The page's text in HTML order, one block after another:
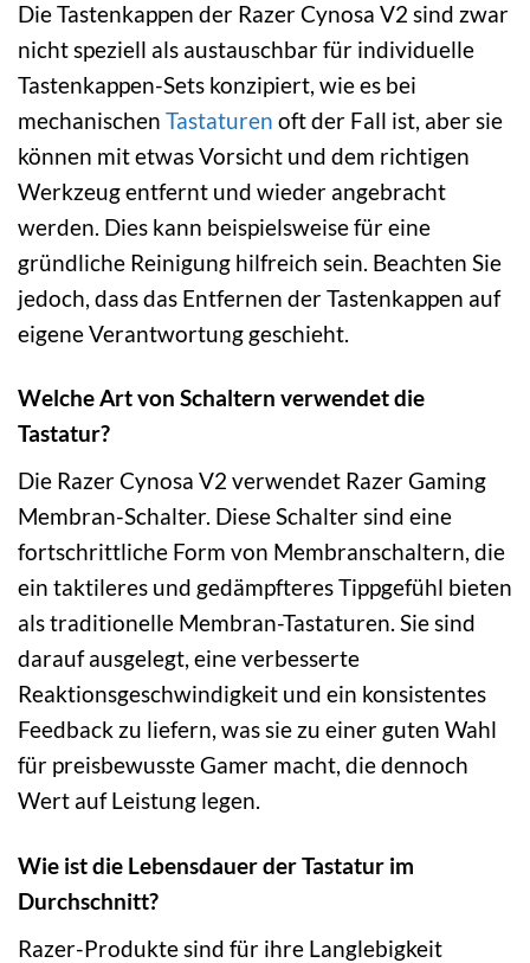
Die Tastenkappen der Razer Cynosa V2 sind zwar
nicht speziell als austauschbar für individuelle
Tastenkappen-Sets konzipiert, wie es bei
mechanischen Tastaturen oft der Fall ist, aber sie
können mit etwas Vorsicht und dem richtigen
Werkzeug entfernt und wieder angebracht
werden. Dies kann beispielsweise für eine
gründliche Reinigung hilfreich sein. Beachten Sie
jedoch, dass das Entfernen der Tastenkappen auf
eigene Verantwortung geschieht.
Welche Art von Schaltern verwendet die
Tastatur?
Die Razer Cynosa V2 verwendet Razer Gaming
Membran-Schalter. Diese Schalter sind eine
fortschrittliche Form von Membranschaltern, die
ein taktileres und gedämpfteres Tippgefühl bieten
als traditionelle Membran-Tastaturen. Sie sind
darauf ausgelegt, eine verbesserte
Reaktionsgeschwindigkeit und ein konsistentes
Feedback zu liefern, was sie zu einer guten Wahl
für preisbewusste Gamer macht, die dennoch
Wert auf Leistung legen.
Wie ist die Lebensdauer der Tastatur im
Durchschnitt?
Razer-Produkte sind für ihre Langlebigkeit